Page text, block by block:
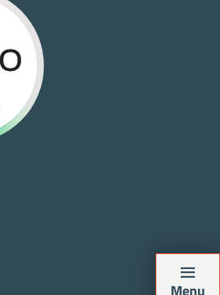
Menu